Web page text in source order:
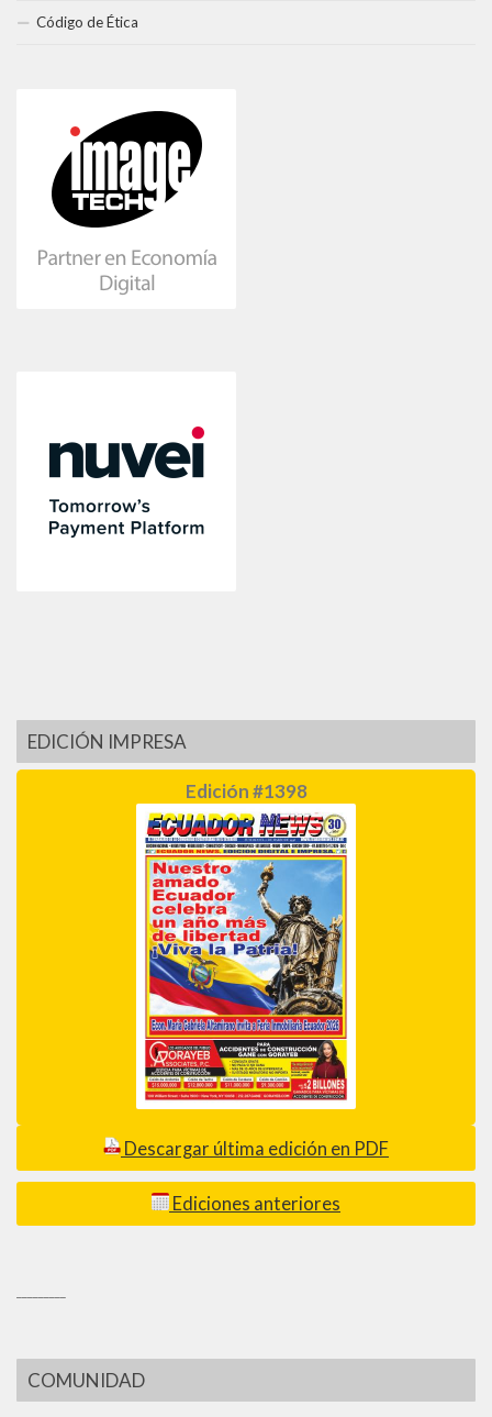
Código de Ética
EDICIÓN IMPRESA
Edición #1398
Descargar última edición en PDF
Ediciones anteriores
COMUNIDAD